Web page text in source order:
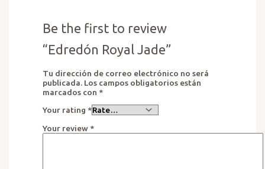
Be the first to review
“Edredón Royal Jade”
Tu dirección de correo electrónico no será
publicada. Los campos obligatorios están
marcados con *
Your rating *
Your review *